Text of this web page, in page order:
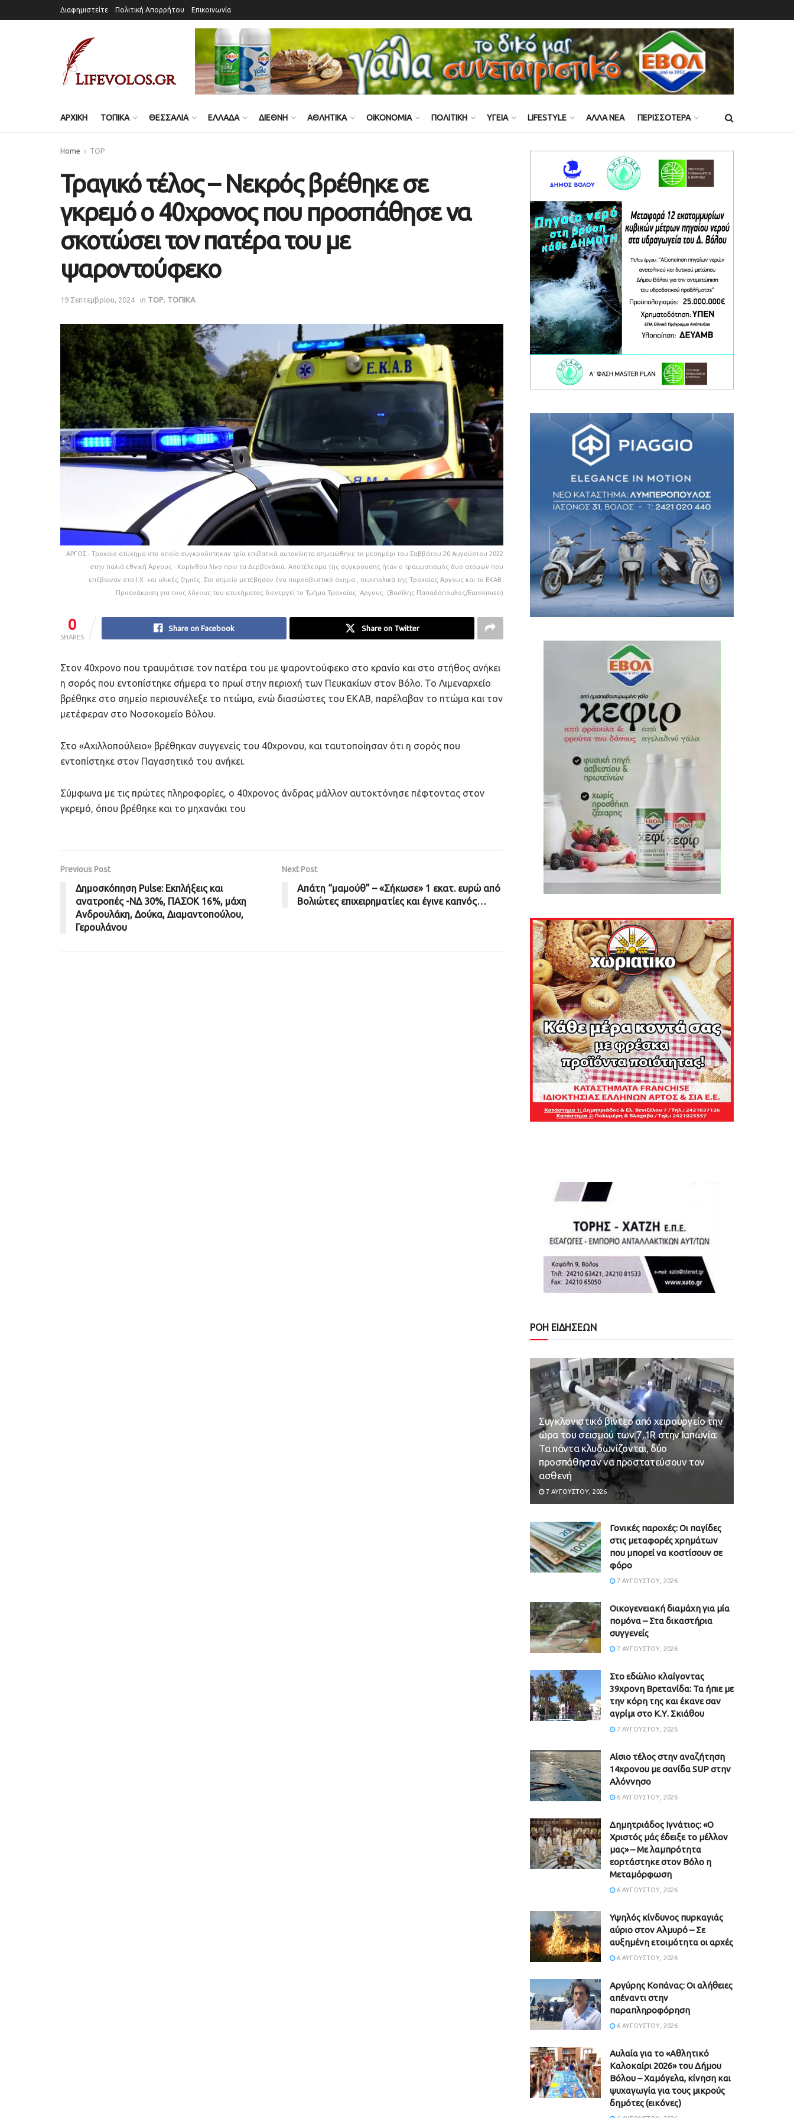
Διαφημιστείτε Πολιτική Απορρήτου Επικοινωνία
ΑΡΧΙΚΗ ΤΟΠΙΚΑ ΘΕΣΣΑΛΙΑ ΕΛΛΑΔΑ ΔΙΕΘΝΗ ΑΘΛΗΤΙΚΑ ΟΙΚΟΝΟΜΙΑ ΠΟΛΙΤΙΚΗ ΥΓΕΙΑ LIFESTYLE ΑΛΛΑ ΝΕΑ ΠΕΡΙΣΣΟΤΕΡΑ
Home TOP
Τραγικό τέλος – Νεκρός βρέθηκε σε
γκρεμό ο 40χρονος που προσπάθησε να
σκοτώσει τον πατέρα του με
ψαροντούφεκο
19 Σεπτεμβρίου, 2024 in TOP ΤΟΠΙΚΑ
ΑΡΓΟΣ - Τροχαίο ατύχημα στο οποίο συγκρούστηκαν τρία επιβατικά αυτοκίνητα σημειώθηκε το μεσημέρι του Σαββάτου 20 Αυγούστου 2022
στην παλιά εθνική Άργους - Κορίνθου λίγο πριν τα Δερβενάκια. Αποτέλεσμα της σύγκρουσης ήταν ο τραυματισμός δυο ατόμων που
επέβαιναν στα Ι.Χ. και υλικές ζημιές. Στο σημείο μετέβησαν ένα πυροσβεστικό όχημα , περιπολικά της Τροχαίας Άργους και το ΕΚΑΒ.
Προανάκριση για τους λόγους του ατυχήματος διενεργεί το Τμήμα Τροχαίας 'Αργους. (Βασίλης Παπαδόπουλος/Eurokinissi)
0
SHARES
Share on Facebook Share on Twitter
Στον 40χρονο που τραυμάτισε τον πατέρα του με ψαροντούφεκο στο κρανίο και στο στήθος ανήκει
η σορός που εντοπίστηκε σήμερα το πρωί στην περιοχή των Πευκακίων στον Βόλο. Το Λιμεναρχείο
βρέθηκε στο σημείο περισυνέλεξε το πτώμα, ενώ διασώστες του ΕΚΑΒ, παρέλαβαν το πτώμα και τον
μετέφεραν στο Νοσοκομείο Βόλου.
Στο «Αχιλλοπούλειο» βρέθηκαν συγγενείς του 40χρονου, και ταυτοποίησαν ότι η σορός που
εντοπίστηκε στον Παγασητικό του ανήκει.
Σύμφωνα με τις πρώτες πληροφορίες, ο 40χρονος άνδρας μάλλον αυτοκτόνησε πέφτοντας στον
γκρεμό, όπου βρέθηκε και το μηχανάκι του
Previous Post
Δημοσκόπηση Pulse: Εκπλήξεις και
ανατροπές -ΝΔ 30%, ΠΑΣΟΚ 16%, μάχη
Ανδρουλάκη, Δούκα, Διαμαντοπούλου,
Γερουλάνου
Next Post
Απάτη “μαμούθ” – «Σήκωσε» 1 εκατ. ευρώ από
Βολιώτες επιχειρηματίες και έγινε καπνός…
ΡΟΗ ΕΙΔΗΣΕΩΝ
Συγκλονιστικό βίντεο από χειρουργείο την
ώρα του σεισμού των 7,1R στην Ιαπωνία:
Τα πάντα κλυδωνίζονται, δύο
προσπάθησαν να προστατεύσουν τον
ασθενή
7 ΑΥΓΟΎΣΤΟΥ, 2026
Γονικές παροχές: Οι παγίδες
στις μεταφορές χρημάτων
που μπορεί να κοστίσουν σε
φόρο
7 ΑΥΓΟΎΣΤΟΥ, 2026
Οικογενειακή διαμάχη για μία
πομόνα – Στα δικαστήρια
συγγενείς
7 ΑΥΓΟΎΣΤΟΥ, 2026
Στο εδώλιο κλαίγοντας
39χρονη Βρετανίδα: Τα ήπιε με
την κόρη της και έκανε σαν
αγρίμι στο Κ.Υ. Σκιάθου
7 ΑΥΓΟΎΣΤΟΥ, 2026
Αίσιο τέλος στην αναζήτηση
14χρονου με σανίδα SUP στην
Αλόννησο
6 ΑΥΓΟΎΣΤΟΥ, 2026
Δημητριάδος Ιγνάτιος: «Ο
Χριστός μάς έδειξε το μέλλον
μας» – Με λαμπρότητα
εορτάστηκε στον Βόλο η
Μεταμόρφωση
6 ΑΥΓΟΎΣΤΟΥ, 2026
Υψηλός κίνδυνος πυρκαγιάς
αύριο στον Αλμυρό – Σε
αυξημένη ετοιμότητα οι αρχές
6 ΑΥΓΟΎΣΤΟΥ, 2026
Aργύρης Κοπάνας: Οι αλήθειες
απέναντι στην
παραπληροφόρηση
6 ΑΥΓΟΎΣΤΟΥ, 2026
Αυλαία για το «Αθλητικό
Καλοκαίρι 2026» του Δήμου
Βόλου – Χαμόγελα, κίνηση και
ψυχαγωγία για τους μικρούς
δημότες (εικόνες)